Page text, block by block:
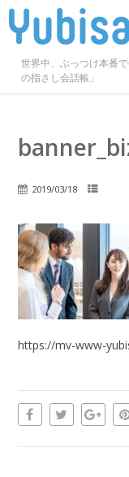
世界中、ぶっつけ本番
の指さし会話帳」
2019/03/18
https://mv-www-